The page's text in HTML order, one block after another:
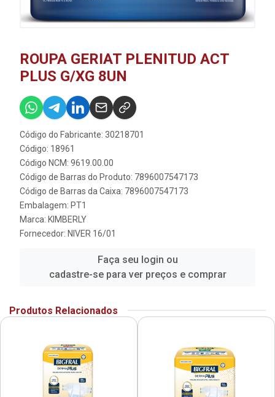
ROUPA GERIAT PLENITUD ACT
PLUS G/XG 8UN
Código do Fabricante: 30218701
Código: 18961
Código NCM: 9619.00.00
Código de Barras do Produto: 7896007547173
Código de Barras da Caixa: 7896007547173
Embalagem: PT1
Marca: KIMBERLY
Fornecedor: NIVER 16/01
Faça seu login ou
cadastre-se para ver preços e comprar
Produtos Relacionados